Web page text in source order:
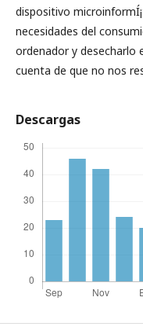
dispositivo
necesidades del
ordenador y desecharlo
cuenta de que no nos
Descargas